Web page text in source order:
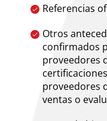
Referencias
Otros
confirmados
proveedores
proveedores
ventas o